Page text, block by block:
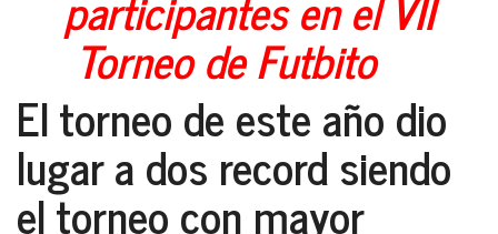
Torneo de Futbito
El torneo de este año dio
lugar a dos record siendo
el torneo con mayor